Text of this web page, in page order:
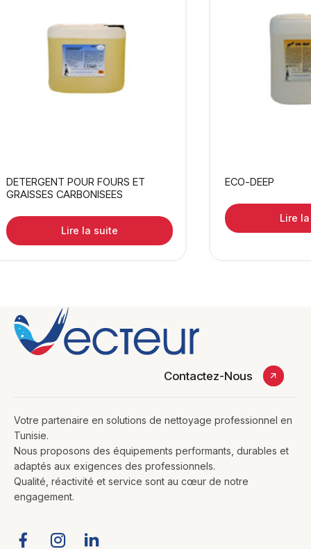
DETERGENT POUR FOURS ET
GRAISSES CARBONISEES
Lire la suite
ECO-DEEP
Lire
Contactez-Nous
Votre partenaire en solutions de nettoyage professionnel en
Tunisie.
Nous proposons des équipements performants, durables et
adaptés aux exigences des professionnels.
Qualité, réactivité et service sont au cœur de notre
engagement.